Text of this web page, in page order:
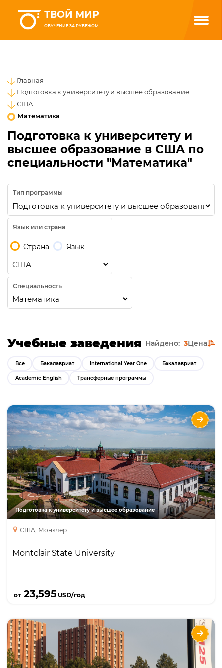
ТВОЙ МИР
ОБУЧЕНИЕ ЗА РУБЕЖОМ
Главная
Подготовка к университету и высшее образование
США
Математика
Подготовка к университету и
высшее образование в США по
специальности "Математика"
Тип программы
Язык или страна
Страна Язык
Специальность
Учебные заведения Найдено: 3Цена
Все Бакалавриат International Year One Бакалавриат
Academic English Трансферные программы
Подготовка к университету и высшее образование
США, Монклер
Montclair State University
от23,595 USD/год
Montclair State University
Бакалавриат
Washington State University
Описание
Курсы
Языки
Направления